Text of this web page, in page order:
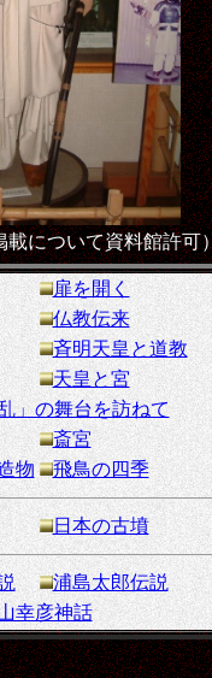
について資料館許可
扉を開く
仏教伝来
斉明天皇と道教
天皇と宮
」の舞台を訪ねて
斎宮
物
飛鳥の四季
日本の古墳
浦島太郎伝説
幸彦神話